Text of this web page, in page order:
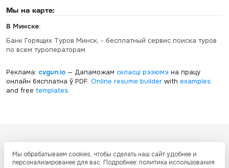
Мы на карте:
В Минске:
Банк Горящих Туров Минск, - бесплатный сервис поиска туров
по всем туроператорам
Реклама: cvgun.io— Дапаможам скласці рэзюмэ на працу
онлайн бясплатна ў PDF. Online resume builderwith examples
and free templates.
графическое содержание, структуру и оформление страниц защищены
международными соглашениями и законодательством Украины об
Мы обрабатываем cookies, чтобы сделать наш сайт удобнее и
персонализированее для вас. Подробнее: политика использования